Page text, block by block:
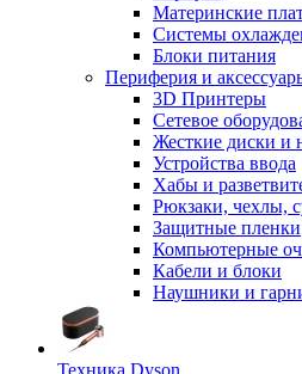
Материнские
Системы
Блоки питания
Периферия и
3D Принтеры
Сетевое
Жесткие диски и
Устройства ввода
Хабы и
Рюкзаки, чехлы,
Защитные пленки
Компьютерные
Кабели и блоки
Наушники и
Техника Dyson